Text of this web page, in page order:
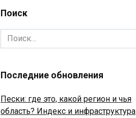
Поиск
Search
for:
Последние обновления
Пески: где это, какой регион и чья
область? Индекс и инфраструктура